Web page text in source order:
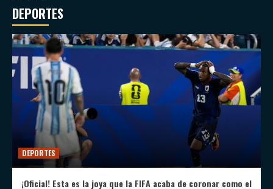
DEPORTES
DEPORTES
¡Oficial! Esta es la joya que la FIFA acaba de coronar como el